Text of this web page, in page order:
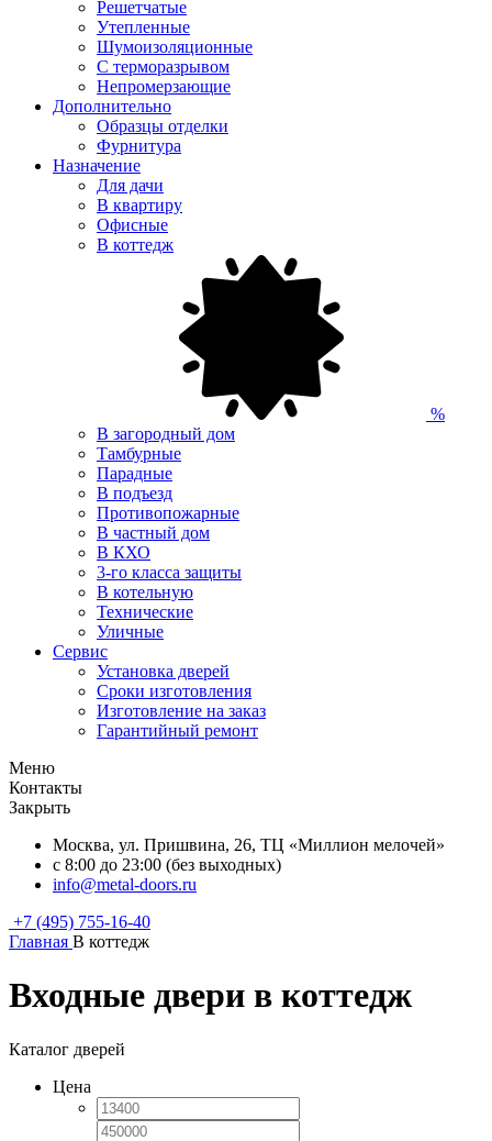
Решетчатые
Утепленные
Шумоизоляционные
С терморазрывом
Непромерзающие
Дополнительно
Образцы отделки
Фурнитура
Назначение
Для дачи
В квартиру
Офисные
В коттедж
%
В загородный дом
Тамбурные
Парадные
В подъезд
Противопожарные
В частный дом
В КХО
3-го класса защиты
В котельную
Технические
Уличные
Сервис
Установка дверей
Сроки изготовления
Изготовление на заказ
Гарантийный ремонт
Меню
Контакты
Закрыть
Москва, ул. Пришвина, 26, ТЦ «Миллион мелочей»
с 8:00 до 23:00 (без выходных)
info@metal-doors.ru
+7 (495) 755-16-40
Главная В коттедж
Входные двери в коттедж
Каталог дверей
Цена